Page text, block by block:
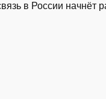
в России начнёт